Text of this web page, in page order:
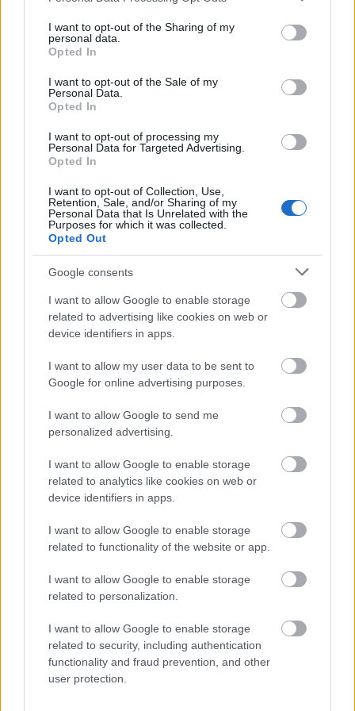
not limited to your visit or usage behaviour. You may click to
grant or deny consent to Google and its third-party tags to
use your data for below specified purposes in below Google
consent section.
I want to opt-out of the Sharing of my
personal data.
Opted In
I want to opt-out of the Sale of my
Personal Data.
Opted In
I want to opt-out of processing my
Personal Data for Targeted Advertising.
Opted In
I want to opt-out of Collection, Use,
Retention, Sale, and/or Sharing of my
Personal Data that Is Unrelated with the
Purposes for which it was collected.
Opted Out
Google consents
I want to allow Google to enable storage
related to advertising like cookies on web or
device identifiers in apps.
I want to allow my user data to be sent to
Google for online advertising purposes.
I want to allow Google to send me
personalized advertising.
I want to allow Google to enable storage
related to analytics like cookies on web or
device identifiers in apps.
I want to allow Google to enable storage
related to functionality of the website or app.
I want to allow Google to enable storage
related to personalization.
I want to allow Google to enable storage
related to security, including authentication
functionality and fraud prevention, and other
user protection.
CINE & ΘΕΑΜΑ
Ο τρόμος βγήκε καλοκαίρι: Γιατί οι horror
ταινίες δεν περιμένουν πια το Halloween
Streaming στην ξαπλώστρα: Οι ελληνικές
ταινίες και σειρές που «ταξιδεύουν» στις
αποσκευές των διακοπών μας